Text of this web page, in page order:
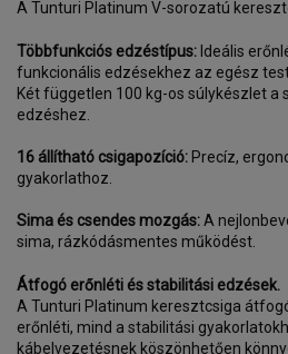
A Tunturi Platinum V-sorozatú
Többfunkciós edzéstípus: Ideális
funkcionális edzésekhez az egész
Két független 100 kg-os súlykészlet a
edzéshez.
16 állítható csigapozíció: Precíz,
gyakorlathoz.
Sima és csendes mozgás:A
sima, rázkódásmentes működést.
Átfogó erőnléti és stabilitási edzések.
A Tunturi Platinum keresztcsiga
erőnléti, mind a stabilitási
kábelvezetésnek köszönhetően